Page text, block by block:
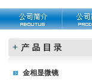
金相显微镜